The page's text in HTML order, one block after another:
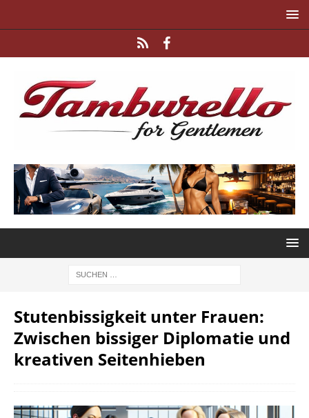
Stutenbissigkeit unter Frauen:
Zwischen bissiger Diplomatie und
kreativen Seitenhieben